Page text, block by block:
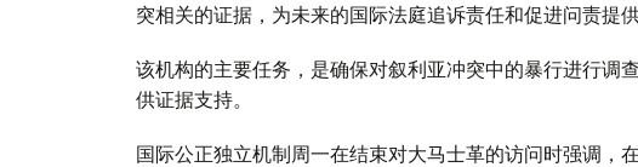
突相关的证据，为未来的国际法庭追诉责任和促进问责提供
该机构的主要任务，是确保对叙利亚冲突中的暴行进行调
供证据支持。
国际公正独立机制周一在结束对大马士革的访问时强调，